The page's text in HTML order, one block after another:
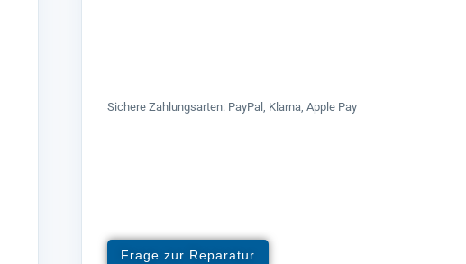
Sichere Zahlungsarten: PayPal, Klarna, Apple Pay
Frage zur Reparatur